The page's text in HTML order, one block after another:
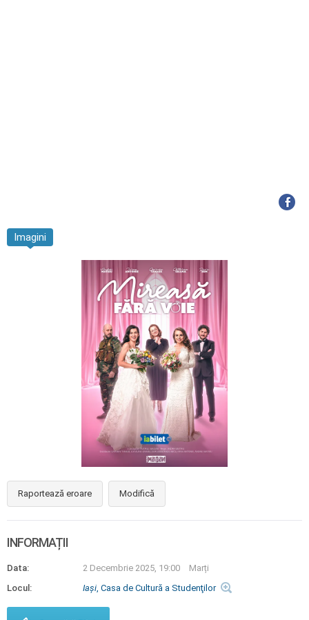
Imagini
Raportează eroare Modifică
INFORMAȚII
Data: 2 Decembrie 2025, 19:00
Marți
Locul:
Iaşi, Casa de Cultură a Studenţilor